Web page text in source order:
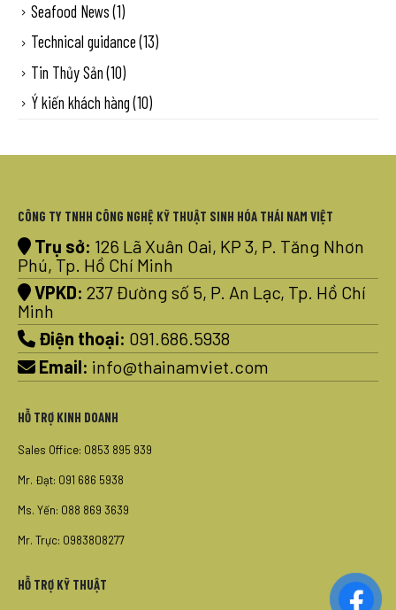
Seafood News(1)
Technical guidance(13)
Tin Thủy Sản(10)
Ý kiến khách hàng(10)
CÔNG TY TNHH CÔNG NGHỆ KỸ THUẬT SINH HÓA THÁI NAM VIỆT
Trụ sở: 126 Lã Xuân Oai, KP 3, P. Tăng Nhơn
Phú, Tp. Hồ Chí Minh
VPKD: 237 Đường số 5, P. An Lạc, Tp. Hồ Chí
Minh
Điện thoại: 091.686.5938
Email: info@thainamviet.com
HỖ TRỢ KINH DOANH
Sales Office: 0853 895 939
Mr. Đạt: 091 686 5938
Ms. Yến: 088 869 3639
Mr. Trực: 0983808277
HỖ TRỢ KỸ THUẬT